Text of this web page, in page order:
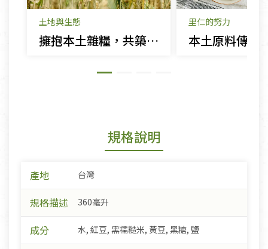
土地與生態
擁抱本土雜糧，共築綠色食安未來
里仁的努力
規格說明
產地 台灣
規格描述 360毫升
成分 水, 紅豆, 黑糯糙米, 黃豆, 黑糖, 鹽